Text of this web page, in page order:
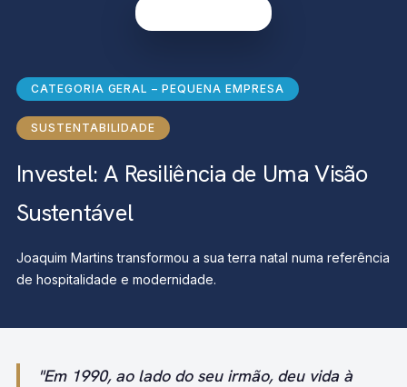
CATEGORIA GERAL – PEQUENA EMPRESA
SUSTENTABILIDADE
Investel: A Resiliência de Uma Visão
Sustentável
Joaquim Martins transformou a sua terra natal numa referência
de hospitalidade e modernidade.
"Em 1990, ao lado do seu irmão, deu vida à